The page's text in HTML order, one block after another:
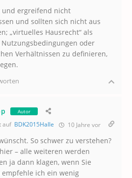
und ergreifend nicht
und sollten sich nicht aus
„virtuelles Hausrecht“ als
Nutzungsbedingungen oder
Verhältnissen zu definieren,
Autor
auf BDK2015Halle 10 Jahre vor
So schwer zu verstehen?
– alle weiteren werden
ja dann klagen, wenn Sie
ich ein wenig